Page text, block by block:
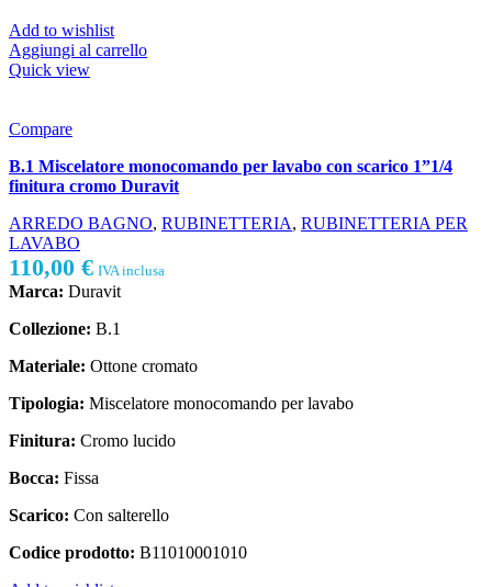
Add to wishlist
Aggiungi al carrello
Quick view
Compare
B.1 Miscelatore monocomando per lavabo con scarico 1”1/4
finitura cromo Duravit
ARREDO BAGNO, RUBINETTERIA, RUBINETTERIA PER
LAVABO
110,00 € IVA inclusa
Marca: Duravit
Collezione: B.1
Materiale: Ottone cromato
Tipologia: Miscelatore monocomando per lavabo
Finitura: Cromo lucido
Bocca: Fissa
Scarico: Con salterello
Codice prodotto: B11010001010